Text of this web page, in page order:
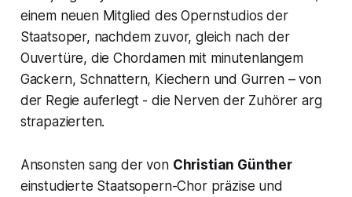
einem neuen Mitglied des Opernstudios der
Staatsoper, nachdem zuvor, gleich nach der
Ouvertüre, die Chordamen mit minutenlangem
Gackern, Schnattern, Kiechern und Gurren – von
der Regie auferlegt - die Nerven der Zuhörer arg
strapazierten.
Ansonsten sang der von Christian Günther
einstudierte Staatsopern-Chor präzise und